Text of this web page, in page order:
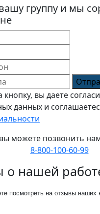
группу и мы
вы даете
данных и
можете позвонить
8-800-100-60-99
о нашей
посмотреть на отзывы наших